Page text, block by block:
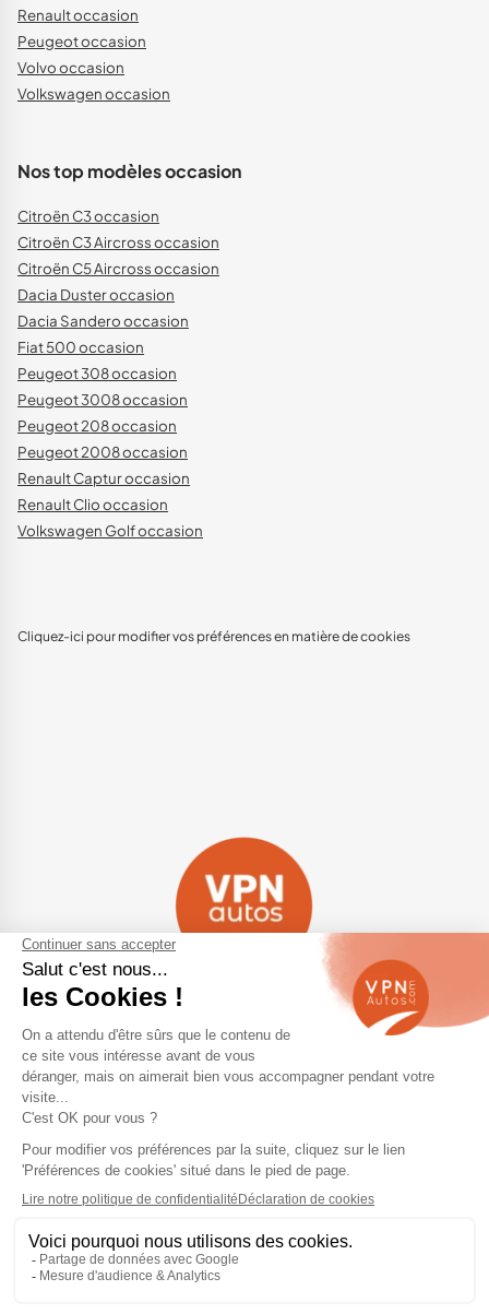
Renault occasion
Peugeot occasion
Volvo occasion
Volkswagen occasion
Nos top modèles occasion
Citroën C3 occasion
Citroën C3 Aircross occasion
Citroën C5 Aircross occasion
Dacia Duster occasion
Dacia Sandero occasion
Fiat 500 occasion
Peugeot 308 occasion
Peugeot 3008 occasion
Peugeot 208 occasion
Peugeot 2008 occasion
Renault Captur occasion
Renault Clio occasion
Volkswagen Golf occasion
Cliquez-ici pour modifier vos préférences en matière de cookies
Navigation
Qui sommes-nous ?
Contactez-nous
VPN Autos Pro - Notre site de
voitures d'occasion pour
professionnels & marchands
Plan du site
Mentions légales
Rejoindre le réseau VPN Autos
Blog
Me connecter
Suivez-nous